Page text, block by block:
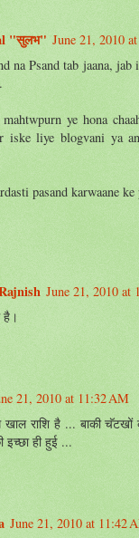
"सुलभ" June 21, 2010
na Psand tab jaana,
ye hona
iske liye blogvani ya
pasand karwaane
June 21, 2010 at
है।
21, 2010 at 11:32 AM
खाल राशि है ... बाकी
ही हुई ...
June 21, 2010 at 11:42